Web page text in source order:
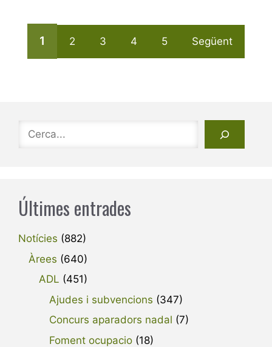
1 2 3 4 5 Següent
Cerca
Últimes entrades
Notícies (882)
Àrees (640)
ADL (451)
Ajudes i subvencions (347)
Concurs aparadors nadal (7)
Foment ocupacio (18)